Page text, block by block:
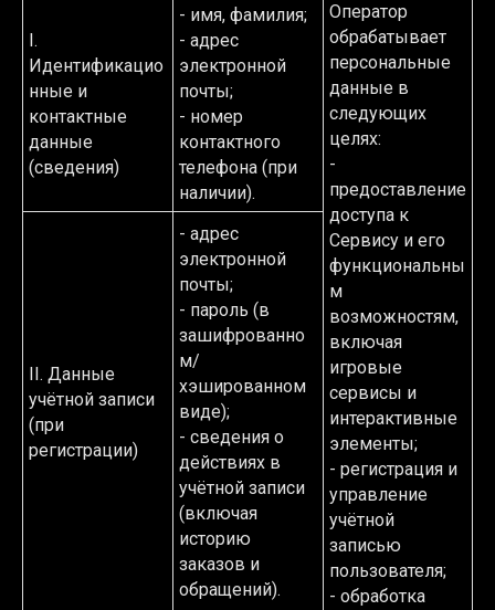
I.
Идентификацио
нные и
контактные
данные
(сведения)
- имя, фамилия;
- адрес
электронной
почты;
- номер
контактного
телефона (при
наличии).
Оператор
обрабатывает
персональные
данные в
следующих
целях:
-
предоставление
доступа к
Сервису и его
функциональны
м
возможностям,
включая
игровые
сервисы и
интерактивные
элементы;
- регистрация и
управление
учётной
записью
пользователя;
- обработка
II. Данные
учётной записи
(при
регистрации)
- адрес
электронной
почты;
- пароль (в
зашифрованно
м/
хэшированном
виде);
- сведения о
действиях в
учётной записи
(включая
историю
заказов и
обращений).